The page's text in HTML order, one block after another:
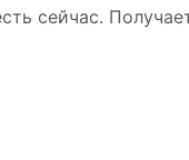
сейчас.